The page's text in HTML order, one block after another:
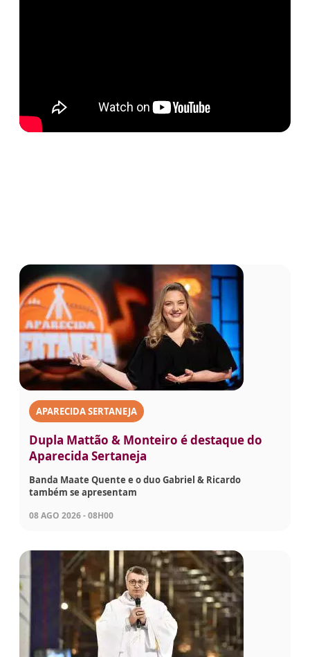
APARECIDA SERTANEJA
Dupla Mattão & Monteiro é destaque do
Aparecida Sertaneja
Banda Maate Quente e o duo Gabriel & Ricardo
também se apresentam
08 AGO 2026 - 08H00